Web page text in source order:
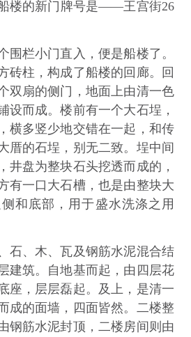
楼的新门牌号是——王宫街26
栏小门直入，便是船楼了。
砖柱，构成了船楼的回廊。回
双扇的侧门，地面上由清一色
设而成。楼前有一个大石埕，
横多竖少地交错在一起，和传
厝的石埕，别无二致。埕中间
井盘为整块石头挖透而成的，
有一口大石槽，也是由整块大
和底部，用于盛水洗涤之用
、木、瓦及钢筋水泥混合结
建筑。自地基而起，由四层花
座，层层磊起。及上，是清一
成的面墙，四面皆然。二楼整
钢筋水泥封顶，二楼房间则由